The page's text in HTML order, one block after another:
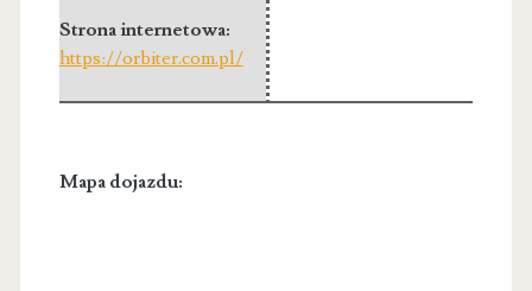
Strona internetowa:
https://orbiter.com.pl/
Mapa dojazdu: